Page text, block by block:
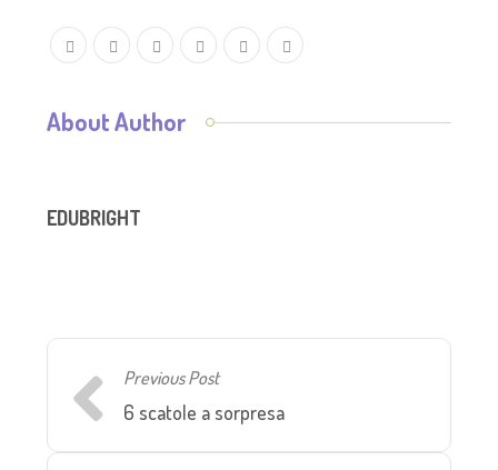
About Author
EDUBRIGHT
Previous Post
6 scatole a sorpresa